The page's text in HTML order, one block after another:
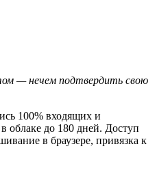
— нечем подтвердить свою
100% входящих и
облаке до 180 дней. Доступ
в браузере, привязка к